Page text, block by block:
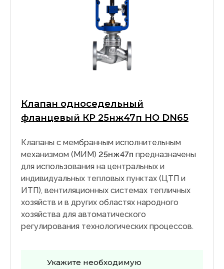
Клапан односедельный
фланцевый КР 25нж47п НО DN65
Клапаны с мембранным исполнительным
механизмом (МИМ) 25нж47п предназначены
для использования на центральных и
индивидуальных тепловых пунктах (ЦТП и
ИТП), вентиляционных системах тепличных
хозяйств и в других областях народного
хозяйства для автоматического
регулирования технологических процессов.
Укажите необходимую